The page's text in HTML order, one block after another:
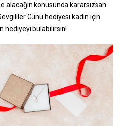
alacağın konusunda kararsızsan
Günü hediyesi kadın için
hediyeyi bulabilirsin!